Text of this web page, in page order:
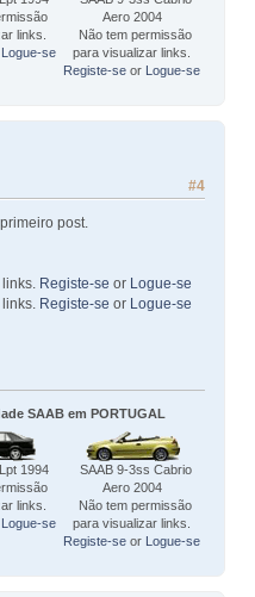
links.
Logue-se
Aero 2004
Não tem permissão
para visualizar links.
Registe-se or Logue-se
#4
post.
Registe-se or Logue-se
Registe-se or Logue-se
SAAB em PORTUGAL
1994
links.
Logue-se
SAAB 9-3ss Cabrio
Aero 2004
Não tem permissão
para visualizar links.
Registe-se or Logue-se